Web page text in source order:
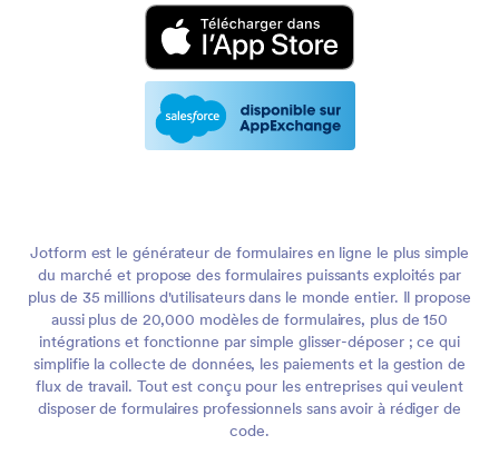
Jotform est le générateur de formulaires en ligne le plus simple
du marché et propose des formulaires puissants exploités par
plus de 35 millions d'utilisateurs dans le monde entier. Il propose
aussi plus de 20,000 modèles de formulaires, plus de 150
intégrations et fonctionne par simple glisser-déposer ; ce qui
simplifie la collecte de données, les paiements et la gestion de
flux de travail. Tout est conçu pour les entreprises qui veulent
disposer de formulaires professionnels sans avoir à rédiger de
code.